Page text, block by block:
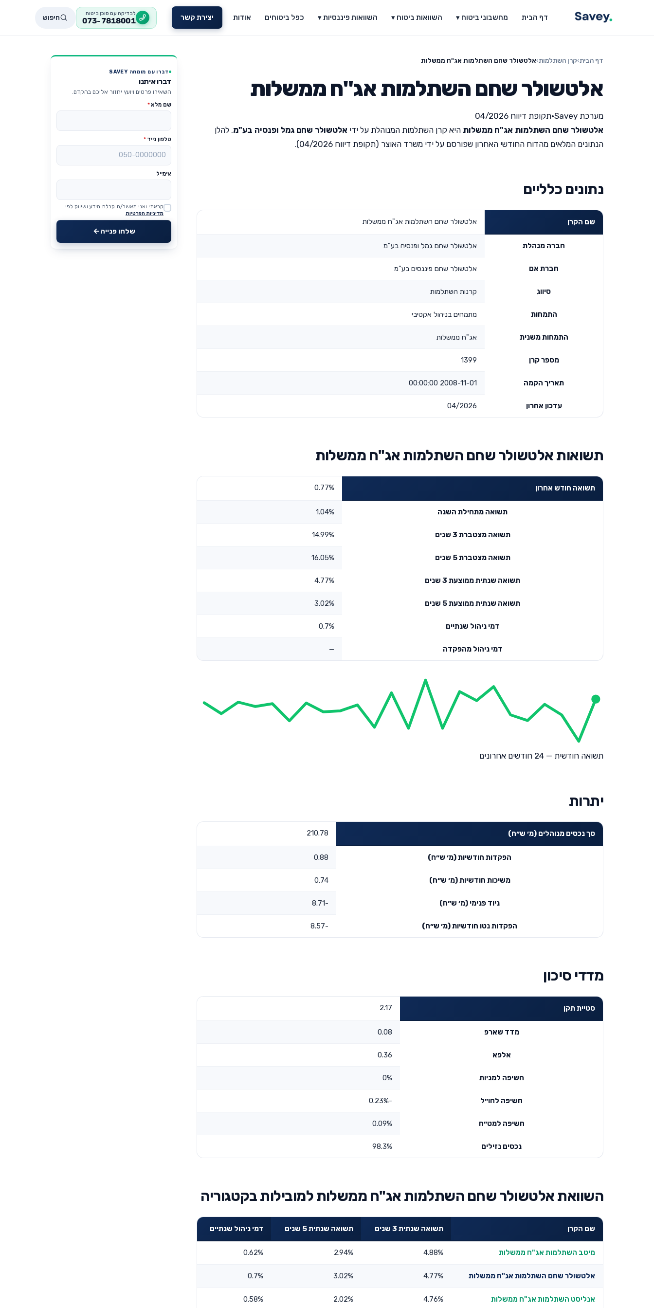
דף הבית מחשבוני ביטוח ▾ השוואות ביטוח ▾ השוואות פיננסיות ▾ כפל ביטוחים אודות יצירת קשר לבדיקה עם סוכן ביטוח
073-7818001 חיפוש
דף הבית›קרן השתלמות›אלטשולר שחם השתלמות אג"ח ממשלות
אלטשולר שחם השתלמות אג"ח ממשלות
מערכת Savey •תקופת דיווח 04/2026
אלטשולר שחם השתלמות אג"ח ממשלות היא קרן השתלמות המנוהלת על ידי אלטשולר שחם גמל ופנסיה בע"מ. להלן
הנתונים המלאים מהדוח החודשי האחרון שפורסם על ידי משרד האוצר (תקופת דיווח 04/2026).
נתונים כלליים
שם הקרן אלטשולר שחם השתלמות אג"ח ממשלות
חברה מנהלת אלטשולר שחם גמל ופנסיה בע"מ
חברת אם אלטשולר שחם פיננסים בע"מ
סיווג קרנות השתלמות
התמחות מתמחים בניהול אקטיבי
התמחות משנית אג"ח ממשלות
מספר קרן 1399
תאריך הקמה 2008-11-01 00:00:00
עדכון אחרון 04/2026
תשואות אלטשולר שחם השתלמות אג"ח ממשלות
תשואה חודש אחרון 0.77%
תשואה מתחילת השנה 1.04%
תשואה מצטברת 3 שנים 14.99%
תשואה מצטברת 5 שנים 16.05%
תשואה שנתית ממוצעת 3 שנים 4.77%
תשואה שנתית ממוצעת 5 שנים 3.02%
דמי ניהול שנתיים 0.7%
דמי ניהול מהפקדה —
תשואה חודשית — 24 חודשים אחרונים
יתרות
סך נכסים מנוהלים (מ׳ ש״ח) 210.78
הפקדות חודשיות (מ׳ ש״ח) 0.88
משיכות חודשיות (מ׳ ש״ח) 0.74
ניוד פנימי (מ׳ ש״ח) -8.71
הפקדות נטו חודשיות (מ׳ ש״ח) -8.57
מדדי סיכון
סטיית תקן 2.17
מדד שארפ 0.08
אלפא 0.36
חשיפה למניות 0%
חשיפה לחו״ל -0.23%
חשיפה למט״ח 0.09%
נכסים נזילים 98.3%
השוואת אלטשולר שחם השתלמות אג"ח ממשלות למובילות בקטגוריה
שם הקרן תשואה שנתית 3 שנים תשואה שנתית 5 שנים דמי ניהול שנתיים
מיטב השתלמות אג"ח ממשלות 4.88%
2.94%
0.62%
אלטשולר שחם השתלמות אג"ח ממשלות 4.77%
3.02%
0.7%
אנליסט השתלמות אג"ח ממשלות 4.76%
2.02%
0.58%
דברו עם מומחה SAVEY
דברו איתנו
השאירו פרטים ויועץ יחזור אליכם בהקדם.
שם מלא*
טלפון נייד *
אימייל
Website
קראתי ואני מאשר/ת קבלת מידע ושיווק לפי
מדיניות הפרטיות
שלחו פנייה